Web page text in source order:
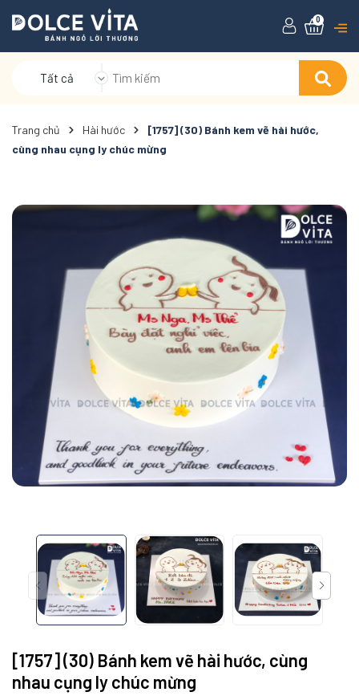
Tất cả
0
Trang chủ Hài hước
[1757] (30) Bánh kem vẽ hài hước,
cùng nhau cụng ly chúc mừng
[1757] (30) Bánh kem vẽ hài hước, cùng
nhau cụng ly chúc mừng